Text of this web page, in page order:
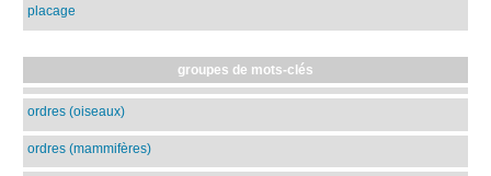
placage
groupes de mots-clés
ordres (oiseaux)
ordres (mammifères)